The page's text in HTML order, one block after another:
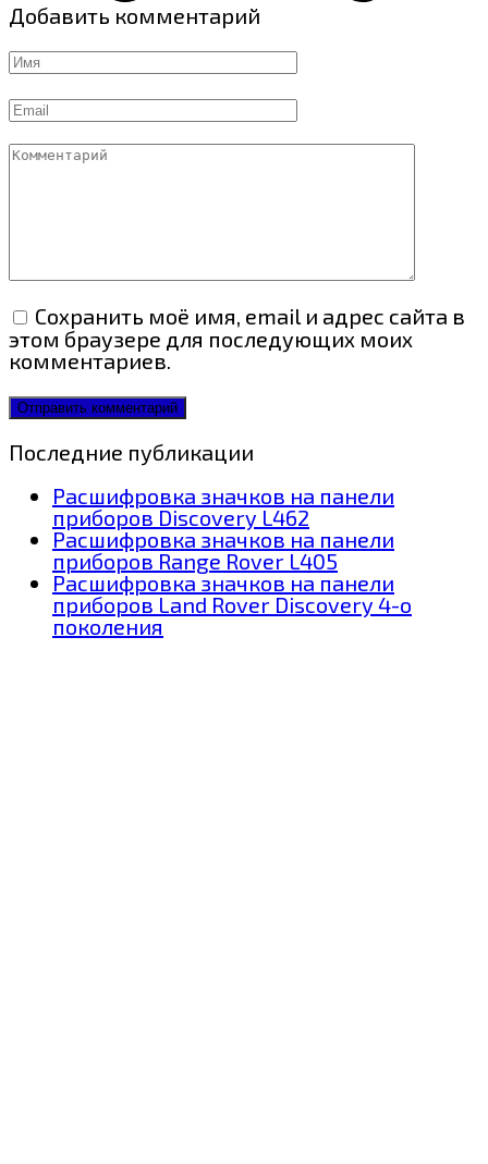
Добавить комментарий
Имя
Email
Комментарий
Сохранить моё имя, email и адрес сайта в
этом браузере для последующих моих
комментариев.
Последние публикации
Расшифровка значков на панели
приборов Discovery L462
Расшифровка значков на панели
приборов Range Rover L405
Расшифровка значков на панели
приборов Land Rover Discovery 4-о
поколения